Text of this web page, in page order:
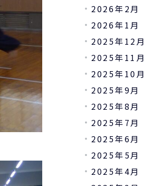
2026年2月
2026年1月
2025年12月
2025年11月
2025年10月
2025年9月
2025年8月
2025年7月
2025年6月
2025年5月
2025年4月